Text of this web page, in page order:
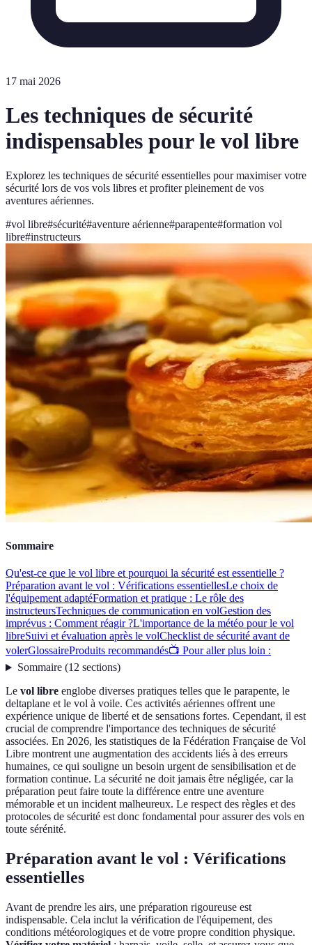
17 mai 2026
Les techniques de sécurité
indispensables pour le vol libre
Explorez les techniques de sécurité essentielles pour maximiser votre
sécurité lors de vos vols libres et profiter pleinement de vos
aventures aériennes.
#vol libre#sécurité#aventure aérienne#parapente#formation vol
libre#instructeurs
Sommaire
Qu'est-ce que le vol libre et pourquoi la sécurité est essentielle ?
Préparation avant le vol : Vérifications essentiellesLe choix de
l'équipement adaptéFormation et pratique : Le rôle des
instructeursTechniques de communication en volGestion des
imprévus : Comment réagir ?L'importance de la météo pour le vol
libreSuivi et évaluation après le volChecklist de sécurité avant de
volerGlossaireProduits recommandés📺 Pour aller plus loin :
Sommaire(12 sections)
Le vol libre englobe diverses pratiques telles que le parapente, le
deltaplane et le vol à voile. Ces activités aériennes offrent une
expérience unique de liberté et de sensations fortes. Cependant, il est
crucial de comprendre l'importance des techniques de sécurité
associées. En 2026, les statistiques de la Fédération Française de Vol
Libre montrent une augmentation des accidents liés à des erreurs
humaines, ce qui souligne un besoin urgent de sensibilisation et de
formation continue. La sécurité ne doit jamais être négligée, car la
préparation peut faire toute la différence entre une aventure
mémorable et un incident malheureux. Le respect des règles et des
protocoles de sécurité est donc fondamental pour assurer des vols en
toute sérénité.
Préparation avant le vol : Vérifications
essentielles
Avant de prendre les airs, une préparation rigoureuse est
indispensable. Cela inclut la vérification de l'équipement, des
conditions météorologiques et de votre propre condition physique.